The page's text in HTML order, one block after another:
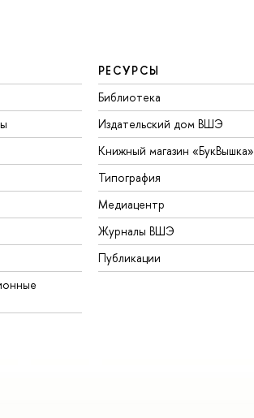
РЕСУРСЫ
Библиотека
Издательский дом ВШЭ
Книжный магазин «БукВышка»
Типография
Медиацентр
Журналы ВШЭ
Публикации